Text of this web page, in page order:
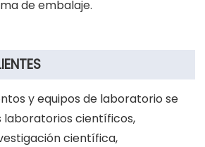
de embalaje.
y equipos de laboratorio se
laboratorios científicos,
científica,